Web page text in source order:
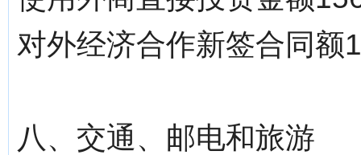
对外经济合作新签合同额
八、交通、邮电和旅游